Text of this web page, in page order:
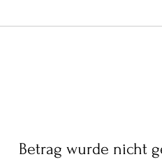
Betrag wurde nicht